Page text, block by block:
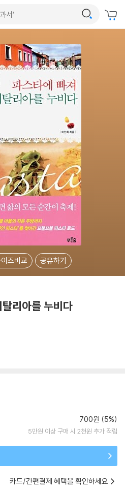
즈비교 공유하기
리아를 누비다
700원 (5%)
5만원 이상 구매 시 2천원 추가 적립
카드/간편결제 혜택을 확인하세요